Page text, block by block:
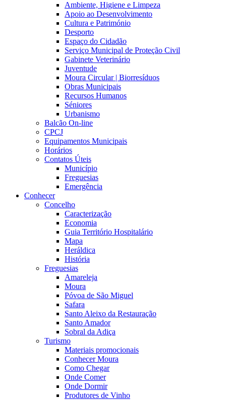
Ambiente, Higiene e Limpeza
Apoio ao Desenvolvimento
Cultura e Património
Desporto
Espaço do Cidadão
Serviço Municipal de Proteção Civil
Gabinete Veterinário
Juventude
Moura Circular | Biorresíduos
Obras Municipais
Recursos Humanos
Séniores
Urbanismo
Balcão On-line
CPCJ
Equipamentos Municipais
Horários
Contatos Úteis
Município
Freguesias
Emergência
Conhecer
Concelho
Caracterização
Economia
Guia Território Hospitalário
Mapa
Heráldica
História
Freguesias
Amareleja
Moura
Póvoa de São Miguel
Safara
Santo Aleixo da Restauração
Santo Amador
Sobral da Adiça
Turismo
Materiais promocionais
Conhecer Moura
Como Chegar
Onde Comer
Onde Dormir
Produtores de Vinho